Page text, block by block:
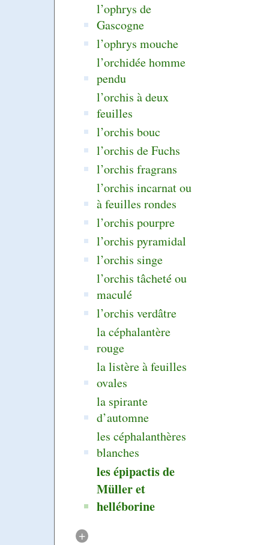
l’ophrys de
Gascogne
l’ophrys mouche
l’orchidée homme
pendu
l’orchis à deux
feuilles
l’orchis bouc
l’orchis de Fuchs
l’orchis fragrans
l’orchis incarnat ou
à feuilles rondes
l’orchis pourpre
l’orchis pyramidal
l’orchis singe
l’orchis tâcheté ou
maculé
l’orchis verdâtre
la céphalantère
rouge
la listère à feuilles
ovales
la spirante
d’automne
les céphalanthères
blanches
les épipactis de
Müller et
helléborine
+